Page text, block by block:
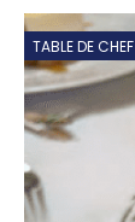
TABLE DE CHEF